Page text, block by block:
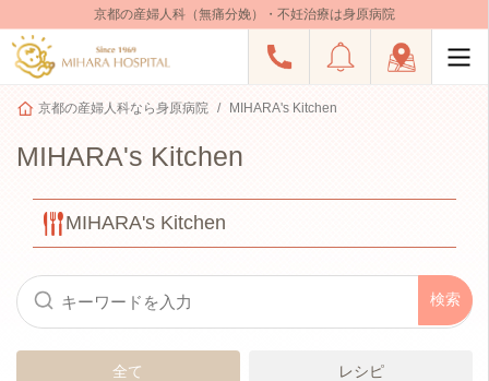
京都の産婦人科（無痛分娩）・不妊治療は身原病院
京都の産婦人科なら身原病院 MIHARA's Kitchen
MIHARA's Kitchen
MIHARA's Kitchen
全て レシピ